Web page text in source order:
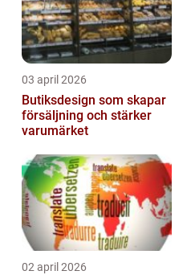
03 april 2026
Butiksdesign som skapar
försäljning och stärker
varumärket
02 april 2026